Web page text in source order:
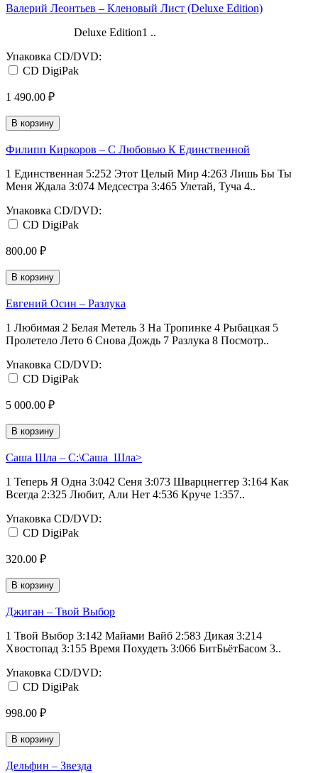
Валерий Леонтьев ‎– Кленовый Лист (Deluxe Edition)
Deluxe Edition1 ..
Упаковка CD/DVD:
CD DigiPak
1 490.00 ₽
В корзину
Филипп Киркоров ‎– С Любовью К Единственной
1 Единственная 5:252 Этот Целый Мир 4:263 Лишь Бы Ты
Меня Ждала 3:074 Медсестра 3:465 Улетай, Туча 4..
Упаковка CD/DVD:
CD DigiPak
800.00 ₽
В корзину
Евгений Осин ‎– Разлука
1 Любимая 2 Белая Метель 3 На Тропинке 4 Рыбацкая 5
Пролетело Лето 6 Снова Дождь 7 Разлука 8 Посмотр..
Упаковка CD/DVD:
CD DigiPak
5 000.00 ₽
В корзину
Саша Шла ‎– C:\Саша_Шла>
1 Теперь Я Одна 3:042 Сеня 3:073 Шварцнеггер 3:164 Как
Всегда 2:325 Любит, Али Нет 4:536 Круче 1:357..
Упаковка CD/DVD:
CD DigiPak
320.00 ₽
В корзину
Джиган ‎– Твой Выбор
1 Твой Выбор 3:142 Майами Вайб 2:583 Дикая 3:214
Хвостопад 3:155 Время Похудеть 3:066 БитБьётБасом 3..
Упаковка CD/DVD:
CD DigiPak
998.00 ₽
В корзину
Дельфин ‎– Звезда